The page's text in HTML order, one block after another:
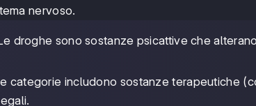
nervoso.
droghe sono sostanze psicattive che
categorie includono sostanze terapeutiche